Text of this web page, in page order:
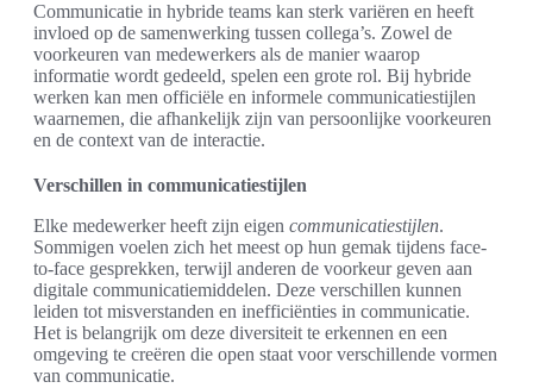
Communicatie in hybride teams kan sterk variëren en heeft
invloed op de samenwerking tussen collega’s. Zowel de
voorkeuren van medewerkers als de manier waarop
informatie wordt gedeeld, spelen een grote rol. Bij hybride
werken kan men officiële en informele communicatiestijlen
waarnemen, die afhankelijk zijn van persoonlijke voorkeuren
en de context van de interactie.
Verschillen in communicatiestijlen
Elke medewerker heeft zijn eigen communicatiestijlen.
Sommigen voelen zich het meest op hun gemak tijdens face-
to-face gesprekken, terwijl anderen de voorkeur geven aan
digitale communicatiemiddelen. Deze verschillen kunnen
leiden tot misverstanden en inefficiënties in communicatie.
Het is belangrijk om deze diversiteit te erkennen en een
omgeving te creëren die open staat voor verschillende vormen
van communicatie.